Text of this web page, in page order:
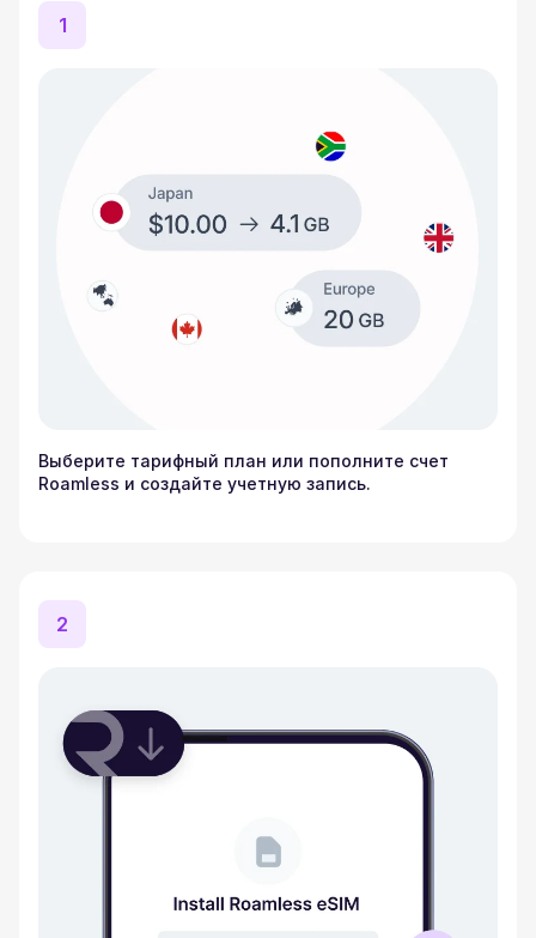
1
Выберите тарифный план или пополните счет
Roamless и создайте учетную запись.
2